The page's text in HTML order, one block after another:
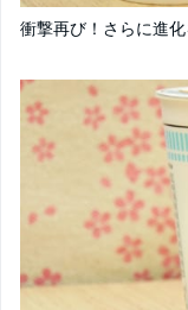
衝撃再び！さらに進